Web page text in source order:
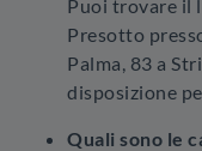
Puoi trovare il
Presotto
Palma, 83 a
disposizione
Quali sono le